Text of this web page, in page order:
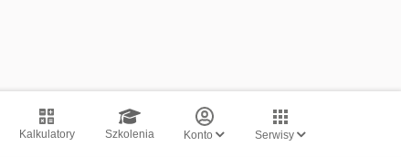
Kalkulatory Szkolenia Konto Serwisy